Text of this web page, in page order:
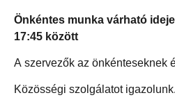
Önkéntes munka várható
17:45 között
A szervezők az önkénteseknek
Közösségi szolgálatot igazolunk.